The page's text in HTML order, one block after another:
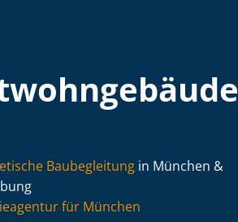
Baubegleitung in München &
für München